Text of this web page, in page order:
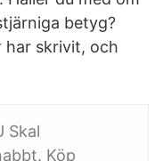
betyg?
har skrivit, och
Skal
Köp